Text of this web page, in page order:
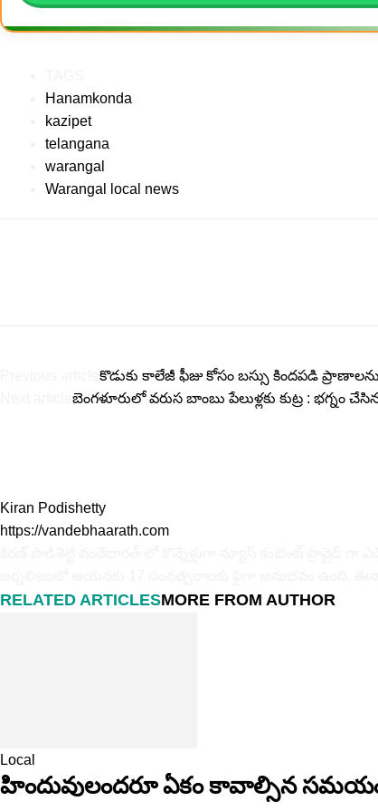
Hanamkonda
kazipet
telangana
warangal
Warangal local news
కొడుకు కాలేజీ ఫీజు కోసం బస్సు కిందపడి
బెంగళూరులో వరుస బాంబు పేలుళ్లకు కుట్ర : భగ్నం
Kiran Podishetty
https://vandebhaarath.com
RELATED ARTICLESMORE FROM AUTHOR
Local
హిందువులందరూ ఏకం కావాల్సిన